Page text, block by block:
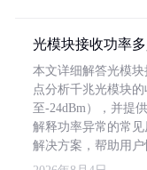
光模块接收功率
本文详细解答光模
点分析千兆光模块
至-24dBm），并提
解释功率异常的常
解决方案，帮助用户